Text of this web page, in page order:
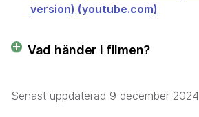
version) (youtube.com)
Vad händer i filmen?
Senast uppdaterad 9 december 2024